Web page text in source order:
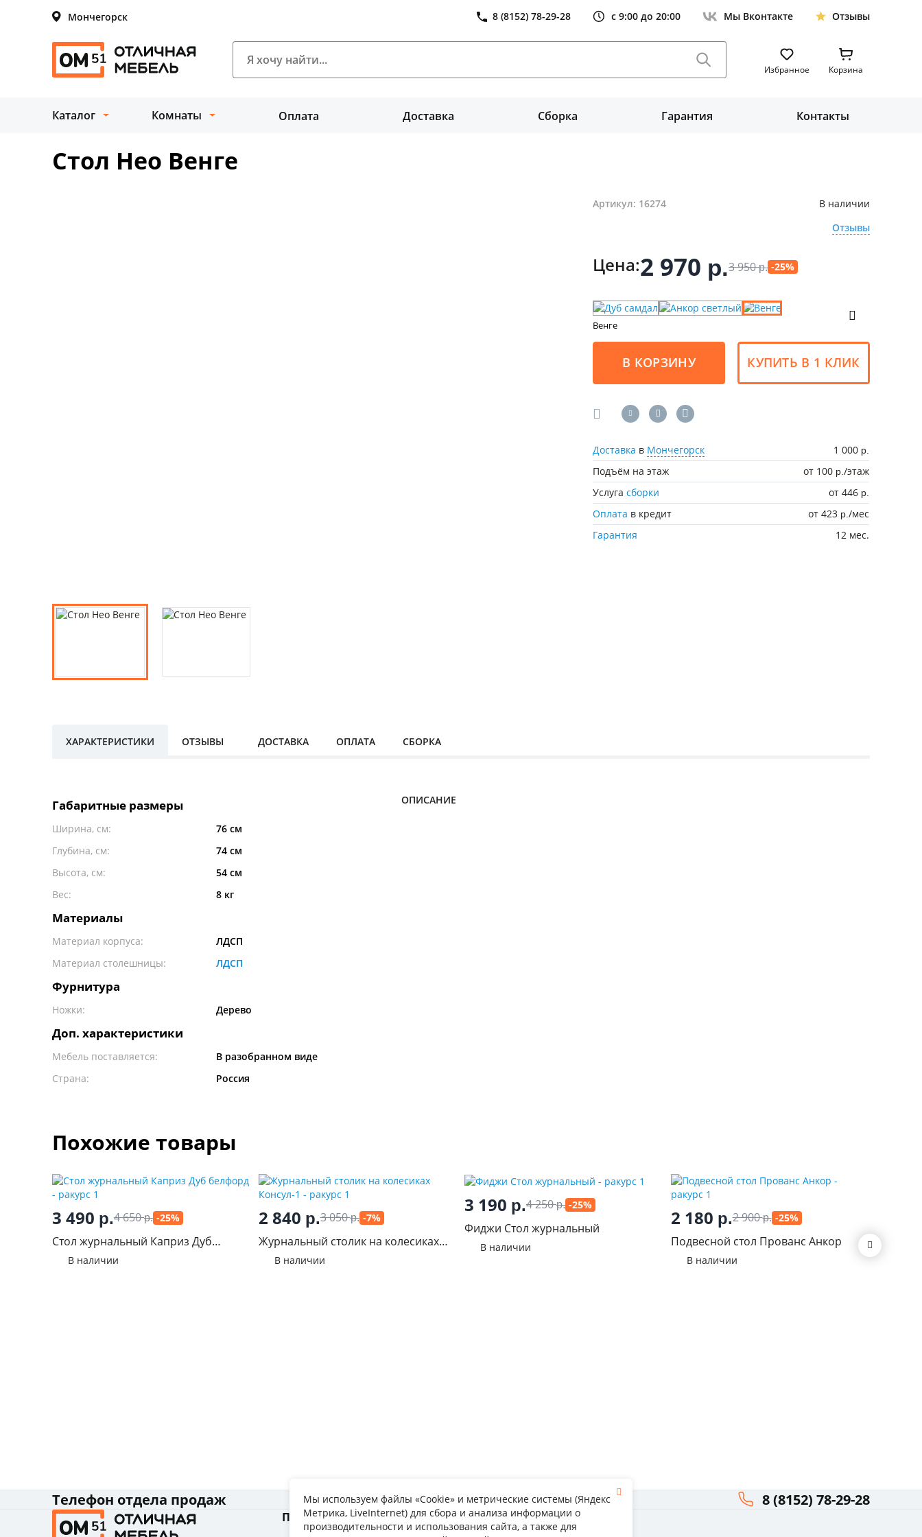
Мончегорск 8 (8152) 78-29-28 с 9:00 до 20:00 Мы Вконтакте Отзывы
Избранное Корзина
Каталог Комнаты Оплата Доставка Сборка Гарантия Контакты
Стол Нео Венге
Артикул: 16274
В наличии
Отзывы
Цена:2 970 р.3 950р. -25%
Венге
В КОРЗИНУ КУПИТЬ В 1 КЛИК
Доставка в Мончегорск 1 000 р.
Подъём на этаж от 100 р./этаж
Услугасборки от 446 р.
Оплата в кредит от 423 р./мес
Гарантия
12 мес.
ХАРАКТЕРИСТИКИ ОТЗЫВЫ ДОСТАВКА ОПЛАТА СБОРКА
Габаритные размеры
Ширина, см:
76 см
Глубина, см:
74 см
Высота, см:
54 см
Вес:
8 кг
Материалы
Материал корпуса:
ЛДСП
Материал столешницы:
ЛДСП
Фурнитура
Ножки: Дерево
Доп. характеристики
Мебель поставляется:
В разобранном виде
Страна:
Россия
ОПИСАНИЕ
Похожие товары
3 490 р.4 650р. -25%
Стол журнальный Каприз Дуб
белфорд
В наличии
2 840 р.3 050р. -7%
Журнальный столик на колесиках
Консул-1
В наличии
3 190 р.4 250р. -25%
Фиджи Стол журнальный
В наличии
2 180 р.2 900р. -25%
Подвесной стол Прованс Анкор
В наличии
Телефон отдела продаж 8 (8152) 78-29-28
Покупателю Информация
Мы используем файлы «Cookie» и метрические системы (Яндекс
Метрика, LiveInternet) для сбора и анализа информации о
производительности и использования сайта, а также для